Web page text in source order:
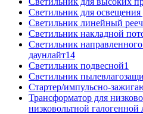
Светильник для
Светильник линейный
Светильник накладной
Светильник
даунлайт14
Светильник подвесной1
Светильник
Стартер/импульсно-
Трансформатор для
низковольтной